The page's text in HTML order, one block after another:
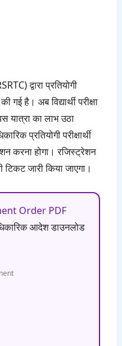
द्वारा प्रतियोगी
गई है। अब विद्यार्थी परीक्षा
का लाभ उठा
प्रतियोगी परीक्षार्थी
करना होगा। रजिस्ट्रेशन
जारी किया जाएगा।
Order PDF
आदेश डाउनलोड